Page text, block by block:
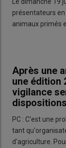
présentateurs
animaux primés
Après une
une édition
vigilance
PC : C'est une
tant
d'agriculture.